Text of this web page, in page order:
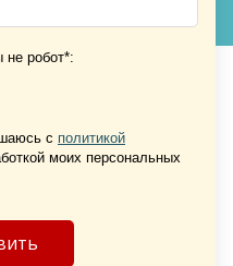
не робот*:
с политикой
моих персональных